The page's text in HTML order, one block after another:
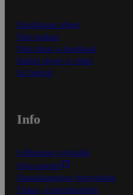
Ensitilaajan ohjeet
Näin maksat
Näin tilaat ja muokkaat
Kaikki ohjeet ja vinkit
In English
Info
S-Business yrityksille
Oiva-raportit
Osuuskauppojen yhteystiedot
Tilaus- ja toimitusehdot